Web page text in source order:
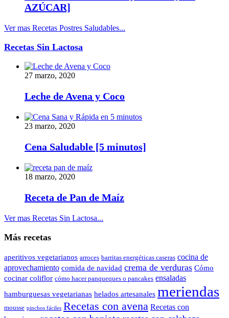
AZÚCAR]
Ver mas Recetas Postres Saludables...
Recetas Sin Lactosa
27 marzo, 2020
Leche de Avena y Coco
23 marzo, 2020
Cena Saludable [5 minutos]
18 marzo, 2020
Receta de Pan de Maíz
Ver mas Recetas Sin Lactosa...
Más recetas
aperitivos vegetarianos arroces barritas energéticas caseras cocina de
aprovechamiento comida de navidad crema de verduras Cómo
cocinar coliflor cómo hacer panqueques o pancakes ensaladas
hamburguesas vegetarianas helados artesanales meriendas
mousse pinchos fáciles Recetas con avena Recetas con